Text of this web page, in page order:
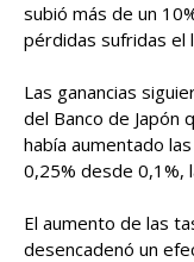
subió más de un
pérdidas sufridas el
Las ganancias
del Banco de Japón
había aumentado
0,25% desde 0,1%,
El aumento de las
desencadenó un